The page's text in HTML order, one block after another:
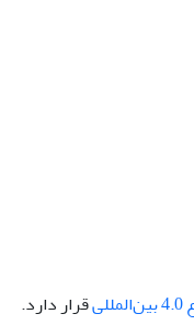
قرار دارد.